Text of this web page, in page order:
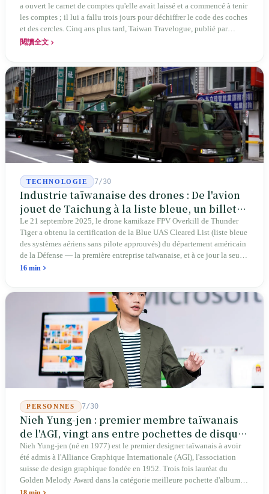
a ouvert le carnet de comptes qu'elle avait laissé et a commencé à tenir
les comptes ; il lui a fallu trois jours pour déchiffrer le code des coches
et des cercles. Cinq ans plus tard, Taiwan Travelogue, publié par
Chanshan, portait la mention « par Chihako Aoyama, traduit par Yang
traduit un livre inexistant sous le nom de sa sœur.
閱讀全文
TECHNOLOGIE 7/30
Industrie taïwanaise des drones : De l'avion
jouet de Taichung à la liste bleue, un billet
d'entrée pour Thunder Tiger
Le 21 septembre 2025, le drone kamikaze FPV Overkill de Thunder
Tiger a obtenu la certification de la Blue UAS Cleared List (liste bleue
des systèmes aériens sans pilote approuvés) du département américain
de la Défense — la première entreprise taïwanaise, et à ce jour la seule.
Sur les 39 plateformes de drones finis et les 165 composants de cette
Act pour établir un passage prioritaire pour les fabricants taïwanais ; la
simple existence de ce projet de loi révèle une réalité : Taïwan avance
trop lentement, au point que les États-Unis doivent légiférer pour
abaisser les barrières. Une entreprise qui fabrique des avions
télécommandés depuis 46 ans à Taichung prévoit de construire sa
deuxième usine dans l'Ohio.
16 min
PERSONNES 7/30
Nieh Yung-jen : premier membre taïwanais
de l'AGI, vingt ans entre pochettes de disques
et systèmes d'identité nationale
Nieh Yung-jen (né en 1977) est le premier designer taïwanais à avoir
été admis à l'Alliance Graphique Internationale (AGI), l'association
suisse de design graphique fondée en 1952. Trois fois lauréat du
Golden Melody Award dans la catégorie meilleure pochette d'album, il
a conçu des couvertures pour la musique pop (Jonathan Lee, Yoga Lin,